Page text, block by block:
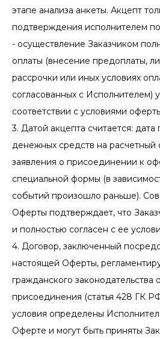
этапе анализа анкеты. Акцепт
подтверждения исполнителем
- осуществление Заказчиком
оплаты (внесение предоплаты,
рассрочки или иных условиях
согласованных с Исполнителем)
соответствии с условиями
3. Датой акцепта считается: дата
денежных средств на расчетный
заявления о присоединении к
специальной формы (в
событий произошло раньше).
Оферты подтверждает, что
и полностью согласен с ее
4. Договор, заключенный
настоящей Оферты,
гражданского законодательства
присоединения (статья 428 ГК
условия определены
Оферте и могут быть приняты